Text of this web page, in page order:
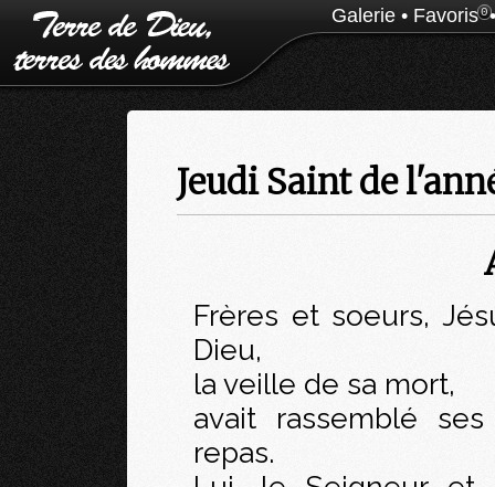
Galerie • Favoris0
Jeudi Saint de
Frères et soeurs,
Dieu,
la veille de sa mort,
avait rassemblé
repas.